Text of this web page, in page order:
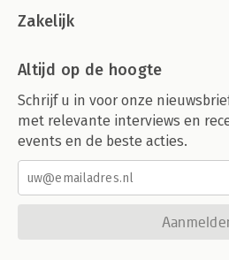
Zakelijk
Altijd op de hoogte
Schrijf u in voor onze
met relevante interviews en
events en de beste acties.